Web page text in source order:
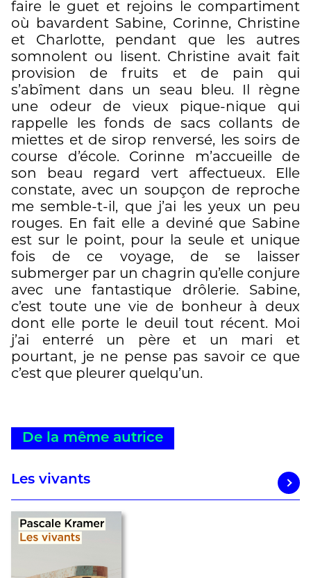
faire le guet et rejoins le compartiment
où bavardent Sabine, Corinne, Christine
et Charlotte, pendant que les autres
somnolent ou lisent. Christine avait fait
provision de fruits et de pain qui
s’abîment dans un seau bleu. Il règne
une odeur de vieux pique-nique qui
rappelle les fonds de sacs collants de
miettes et de sirop renversé, les soirs de
course d’école. Corinne m’accueille de
son beau regard vert affectueux. Elle
constate, avec un soupçon de reproche
me semble-t-il, que j’ai les yeux un peu
rouges. En fait elle a deviné que Sabine
est sur le point, pour la seule et unique
fois de ce voyage, de se laisser
submerger par un chagrin qu’elle conjure
avec une fantastique drôlerie. Sabine,
c’est toute une vie de bonheur à deux
dont elle porte le deuil tout récent. Moi
j’ai enterré un père et un mari et
pourtant, je ne pense pas savoir ce que
c’est que pleurer quelqu’un.
De la même autrice
Les vivants